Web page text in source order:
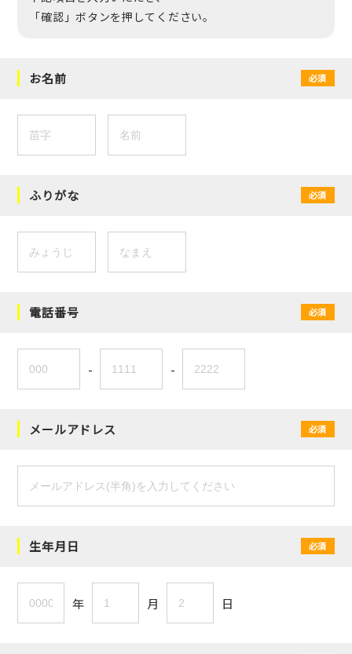
「確認」ボタンを押してください。
お名前 必須
ふりがな 必須
電話番号 必須
- -
メールアドレス 必須
生年月日 必須
年 月 日